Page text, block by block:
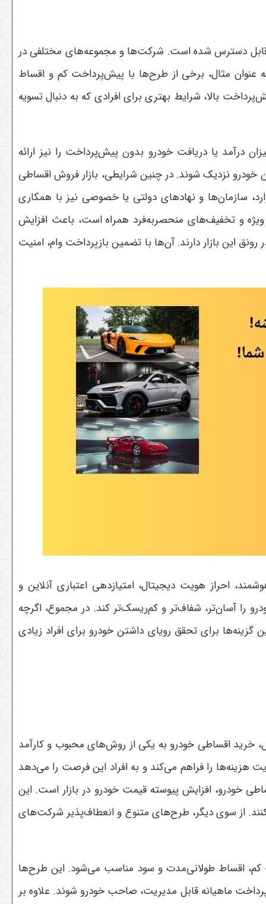
قابل دسترس شده است. شرکت‌ها و مجموعه‌های مختلفی در
عنوان مثال، برخی از طرح‌ها با پیش‌پرداخت کم و اقساط
بالا، شرایط بهتری برای افرادی که به دنبال تسویه
یا دریافت خودرو بدون پیش‌پرداخت را نیز ارائه
خودرو نزدیک شوند. در چنین شرایطی، بازار فروش اقساطی
سازمان‌ها و نهادهای دولتی یا خصوصی نیز با همکاری
و تخفیف‌های منحصر‌به‌فرد همراه است، باعث افزایش
این بازار دارند. آن‌ها با تضمین بازپرداخت وام، امنیت
احراز هویت دیجیتال، امتیازدهی اعتباری آنلاین و
را آسان‌تر، شفاف‌تر و کم‌ریسک‌تر کند. در مجموع، اگرچه
برای تحقق رویای داشتن خودرو برای افراد زیادی
خرید اقساطی خودرو به یکی از روش‌های محبوب و کارآمد
هزینه‌ها را فراهم می‌کند و به افراد این فرصت را می‌دهد
خودرو، افزایش پیوسته قیمت خودرو در بازار است. این
از سوی دیگر، طرح‌های متنوع و انعطاف‌پذیر شرکت‌های
کم، اقساط طولانی‌مدت و سود مناسب می‌شود. این طرح‌ها
پرداخت ماهیانه قابل مدیریت، صاحب خودرو شوند. علاوه بر